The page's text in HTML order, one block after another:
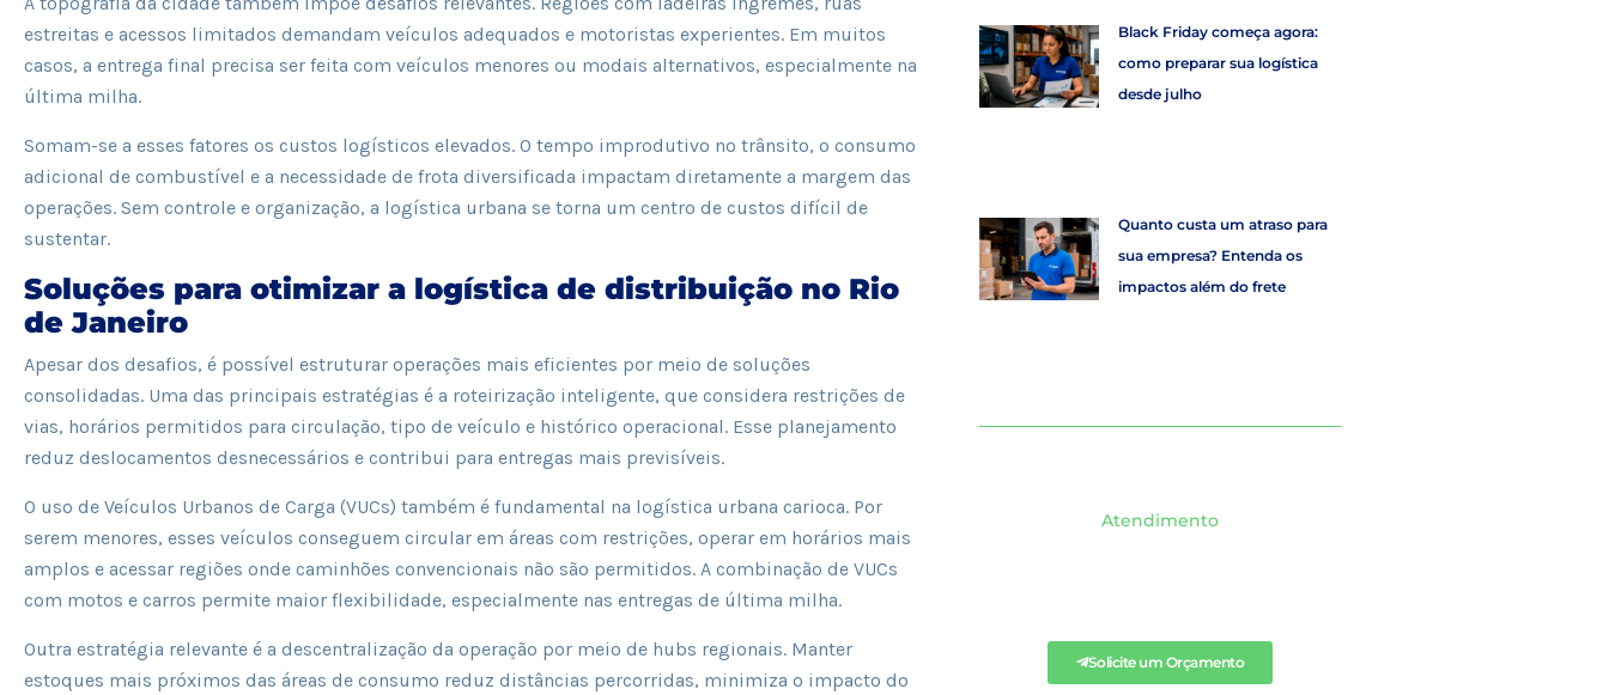
estreitas e acessos limitados demandam veículos adequados e motoristas experientes. Em muitos
casos, a entrega final precisa ser feita com veículos menores ou modais alternativos, especialmente na
última milha.
Somam-se a esses fatores os custos logísticos elevados. O tempo improdutivo no trânsito, o consumo
adicional de combustível e a necessidade de frota diversificada impactam diretamente a margem das
operações. Sem controle e organização, a logística urbana se torna um centro de custos difícil de
sustentar.
Soluções para otimizar a logística de distribuição no Rio
de Janeiro
Apesar dos desafios, é possível estruturar operações mais eficientes por meio de soluções
consolidadas. Uma das principais estratégias é a roteirização inteligente, que considera restrições de
vias, horários permitidos para circulação, tipo de veículo e histórico operacional. Esse planejamento
reduz deslocamentos desnecessários e contribui para entregas mais previsíveis.
O uso de Veículos Urbanos de Carga (VUCs) também é fundamental na logística urbana carioca. Por
serem menores, esses veículos conseguem circular em áreas com restrições, operar em horários mais
amplos e acessar regiões onde caminhões convencionais não são permitidos. A combinação de VUCs
com motos e carros permite maior flexibilidade, especialmente nas entregas de última milha.
Outra estratégia relevante é a descentralização da operação por meio de hubs regionais. Manter
estoques mais próximos das áreas de consumo reduz distâncias percorridas, minimiza o impacto do
Black Friday começa agora:
como preparar sua logística
desde julho
Quanto custa um atraso para
sua empresa? Entenda os
impactos além do frete
Atendimento
Solicite um Orçamento